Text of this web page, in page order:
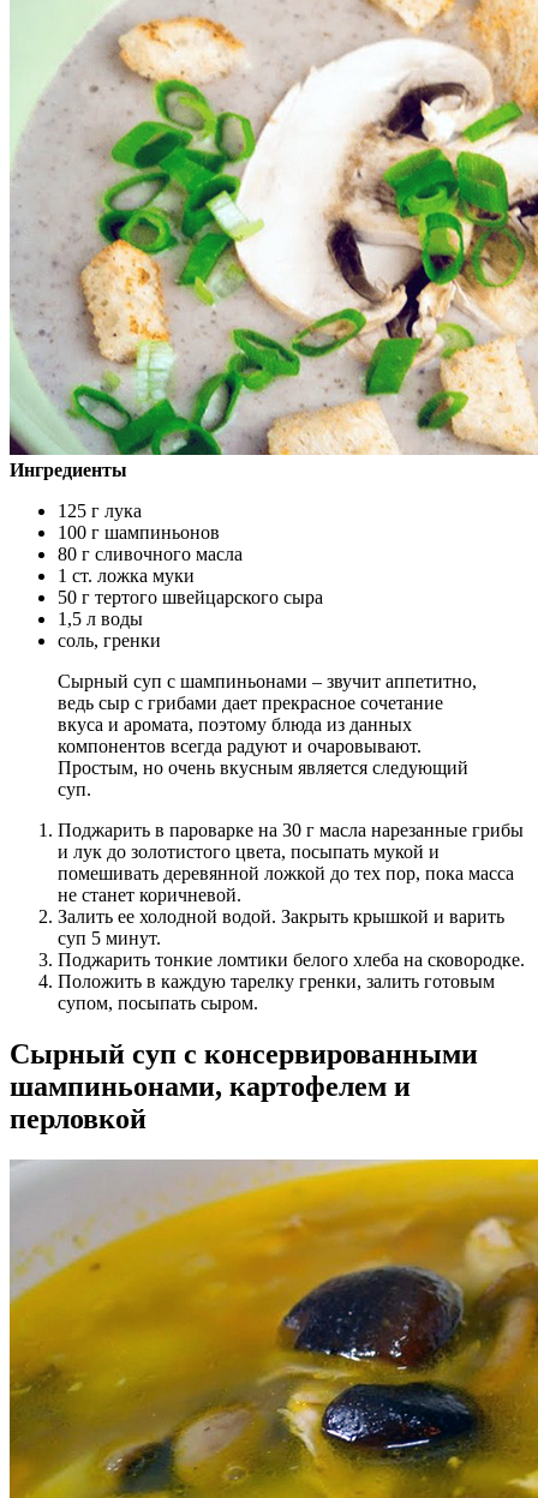
Ингредиенты
125 г лука
100 г шампиньонов
80 г сливочного масла
1 ст. ложка муки
50 г тертого швейцарского сыра
1,5 л воды
соль, гренки
Сырный суп с шампиньонами – звучит аппетитно,
ведь сыр с грибами дает прекрасное сочетание
вкуса и аромата, поэтому блюда из данных
компонентов всегда радуют и очаровывают.
Простым, но очень вкусным является следующий
суп.
Поджарить в пароварке на 30 г масла нарезанные грибы
и лук до золотистого цвета, посыпать мукой и
помешивать деревянной ложкой до тех пор, пока масса
не станет коричневой.
Залить ее холодной водой. Закрыть крышкой и варить
суп 5 минут.
Поджарить тонкие ломтики белого хлеба на сковородке.
Положить в каждую тарелку гренки, залить готовым
супом, посыпать сыром.
Сырный суп с консервированными
шампиньонами, картофелем и
перловкой